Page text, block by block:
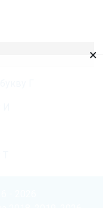
×